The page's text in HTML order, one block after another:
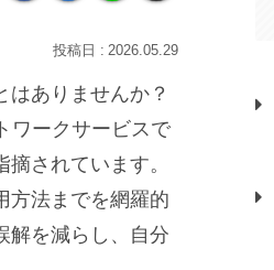
2026.05.29
ありませんか？
ワークサービスで
されています。
方法までを網羅的
解を減らし、自分